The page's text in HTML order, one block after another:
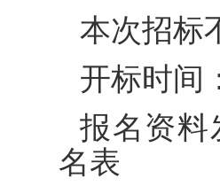
本次招标
开标时间
报名资料
名表